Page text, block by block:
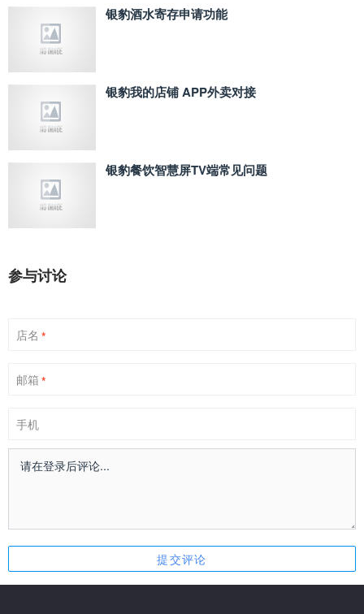
银豹酒水寄存申请功能
银豹我的店铺 APP外卖对接
银豹餐饮智慧屏TV端常见问题
参与讨论
店名 *
邮箱 *
手机